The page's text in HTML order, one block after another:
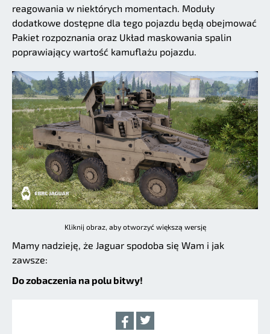
reagowania w niektórych momentach. Moduły
dodatkowe dostępne dla tego pojazdu będą obejmować
Pakiet rozpoznania oraz Układ maskowania spalin
poprawiający wartość kamuflażu pojazdu.
Kliknij obraz, aby otworzyć większą wersję
Mamy nadzieję, że Jaguar spodoba się Wam i jak
zawsze:
Do zobaczenia na polu bitwy!